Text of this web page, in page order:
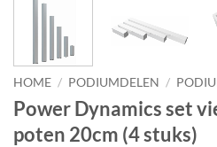
HOME / PODIUMDELEN /
Power Dynamics set
poten 20cm (4 stuks)